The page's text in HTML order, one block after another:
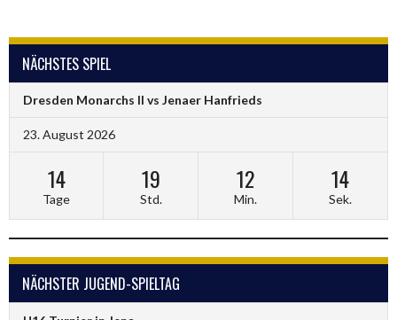
NÄCHSTES SPIEL
Dresden Monarchs II vs Jenaer Hanfrieds
23. August 2026
14
Tage
19
Std.
12
Min.
14
Sek.
NÄCHSTER JUGEND-SPIELTAG